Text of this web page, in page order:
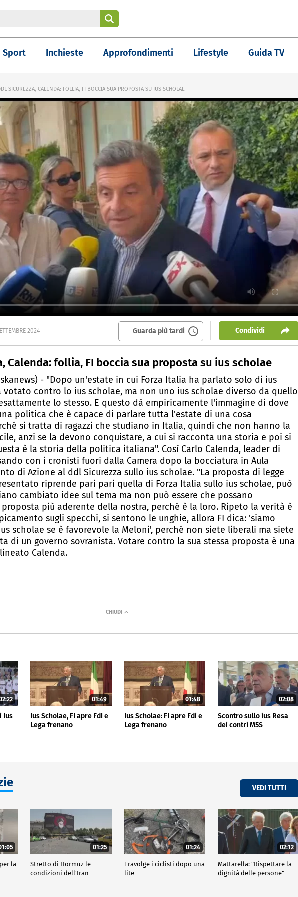
Sport Inchieste Approfondimenti Lifestyle Guida TV
SICUREZZA, CALENDA: FOLLIA, FI BOCCIA SUA PROPOSTA SU IUS SCHOLAE
2024 Guarda più tardi Condividi
Calenda: follia, FI boccia sua proposta su ius scholae
- "Dopo un'estate in cui Forza Italia ha parlato solo di ius
votato contro lo ius scholae, ma non uno ius scholae diverso da quello
lo stesso. E questo dà empiricamente l'immagine di dove
politica che è capace di parlare tutta l'estate di una cosa
si tratta di ragazzi che studiano in Italia, quindi che non hanno la
anzi se la devono conquistare, a cui si racconta una storia e poi si
è la storia della politica italiana". Così Carlo Calenda, leader di
con i cronisti fuori dalla Camera dopo la bocciatura in Aula
di Azione al ddl Sicurezza sullo ius scholae. "La proposta di legge
riprende pari pari quella di Forza Italia sullo ius scholae, può
cambiato idee sul tema ma non può essere che possano
proposta più aderente della nostra, perché è la loro. Ripeto la verità è
sugli specchi, si sentono le unghie, allora FI dica: 'siamo
scholae se è favorevole la Meloni', perché non siete liberali ma siete
di un governo sovranista. Votare contro la sua stessa proposta è una
Calenda.
Ius
01:49
Ius Scholae, FI apre FdI e
Lega frenano
01:48
Ius Scholae: FI apre Fdi e
Lega frenano
02:08
Scontro sullo ius Resa
dei contri M5S
VEDI TUTTI
la
01:25
Stretto di Hormuz le
condizioni dell'Iran
01:24
Travolge i ciclisti dopo una
lite
02:12
Mattarella: "Rispettare la
dignità delle persone"